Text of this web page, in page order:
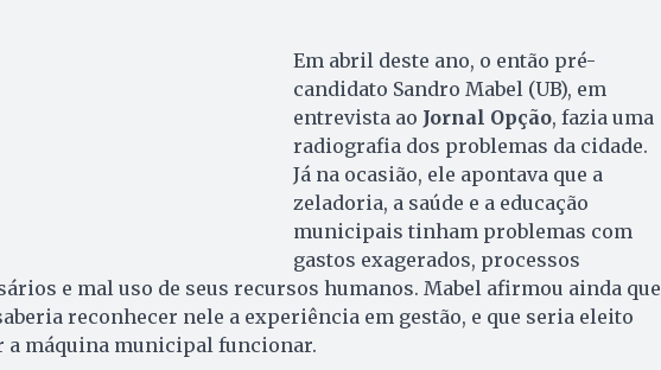
Em abril deste ano, o então pré-
candidato Sandro Mabel (UB), em
entrevista ao Jornal Opção, fazia uma
radiografia dos problemas da cidade.
Já na ocasião, ele apontava que a
zeladoria, a saúde e a educação
municipais tinham problemas com
gastos exagerados, processos
e mal uso de seus recursos humanos. Mabel afirmou ainda que
reconhecer nele a experiência em gestão, e que seria eleito
a máquina municipal funcionar.